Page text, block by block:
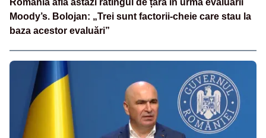
Moody’s. Bolojan: „Trei sunt factorii-cheie care stau la
baza acestor evaluări”